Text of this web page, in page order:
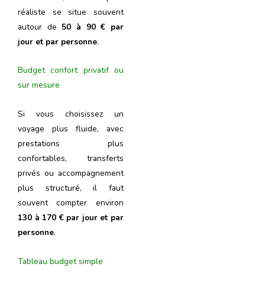
réaliste se situe souvent
autour de 50 à 90 € par
jour et par personne.
Budget confort privatif ou
sur mesure
Si vous choisissez un
voyage plus fluide, avec
prestations plus
confortables, transferts
privés ou accompagnement
plus structuré, il faut
souvent compter environ
130 à 170 € par jour et par
personne.
Tableau budget simple